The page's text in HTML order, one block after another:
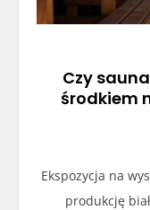
Czy
środkiem
Ekspozycja na
produkcję